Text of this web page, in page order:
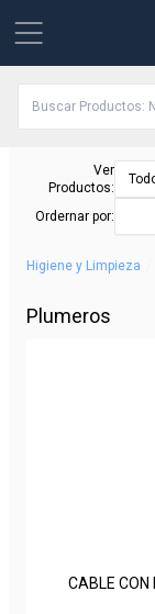
Ver
Productos:
Ordernar por:
Higiene y Limpieza
Plumeros
CABLE CON